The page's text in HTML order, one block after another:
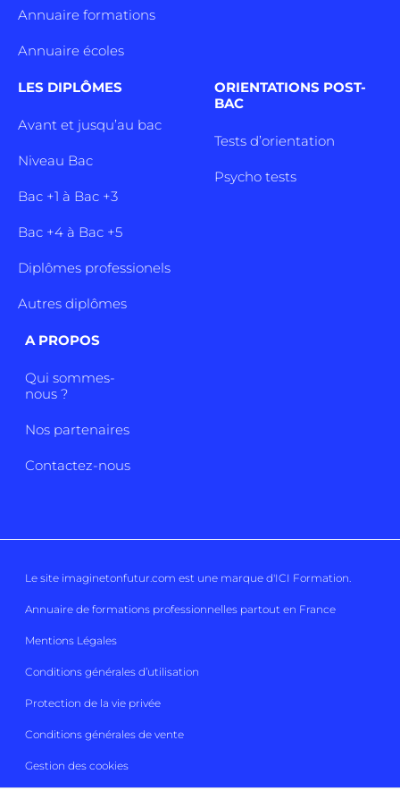
Annuaire formations
Annuaire écoles
LES DIPLÔMES
Avant et jusqu’au bac
Niveau Bac
Bac +1 à Bac +3
Bac +4 à Bac +5
Diplômes professionels
Autres diplômes
ORIENTATIONS POST-
BAC
Tests d’orientation
Psycho tests
A PROPOS
Qui sommes-
nous ?
Nos partenaires
Contactez-nous
Le site imaginetonfutur.com est une marque d'ICI Formation.
Annuaire de formations professionnelles partout en France
Mentions Légales
Conditions générales d’utilisation
Protection de la vie privée
Conditions générales de vente
Gestion des cookies